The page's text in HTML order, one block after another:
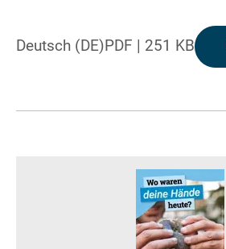
Deutsch (DE)PDF | 251 KB